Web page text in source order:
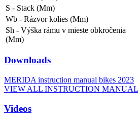
S - Stack (Mm)
Wb - Rázvor kolies (Mm)
Sh - Výška rámu v mieste obkročenia
(Mm)
Downloads
MERIDA instruction manual bikes 2023
VIEW ALL INSTRUCTION
Videos